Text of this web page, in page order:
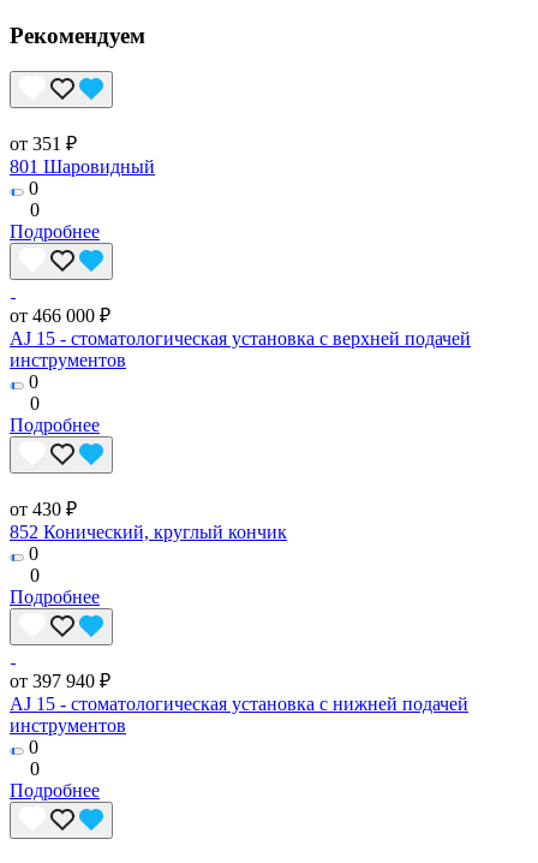
Рекомендуем
от 351 ₽
801 Шаровидный
0
0
Подробнее
от 466 000 ₽
AJ 15 - стоматологическая установка с верхней подачей
инструментов
0
0
Подробнее
от 430 ₽
852 Конический, круглый кончик
0
0
Подробнее
от 397 940 ₽
AJ 15 - стоматологическая установка с нижней подачей
инструментов
0
0
Подробнее